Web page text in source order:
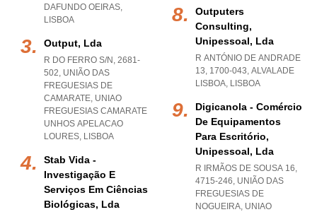
DAFUNDO OEIRAS,
LISBOA
Output, Lda
R DO FERRO S/N, 2681-
502, UNIÃO DAS
FREGUESIAS DE
CAMARATE, UNIAO
FREGUESIAS CAMARATE
UNHOS APELACAO
LOURES, LISBOA
Stab Vida -
Investigação E
Serviços Em Ciências
Biológicas, Lda
Outputers
Consulting,
Unipessoal, Lda
R ANTÓNIO DE ANDRADE
13, 1700-043, ALVALADE
LISBOA, LISBOA
Digicanola - Comércio
De Equipamentos
Para Escritório,
Unipessoal, Lda
R IRMÃOS DE SOUSA 16,
4715-246, UNIÃO DAS
FREGUESIAS DE
NOGUEIRA, UNIAO